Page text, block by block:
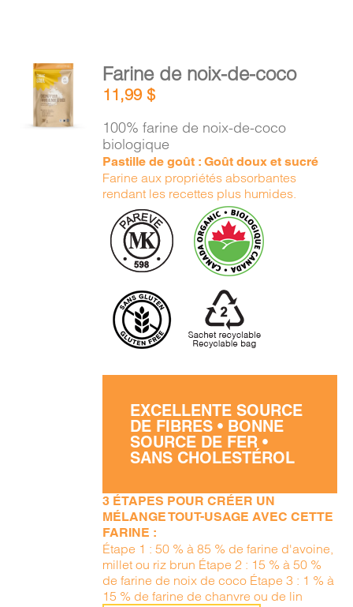
AJOUTER
AU
PANIER
Farine de noix-de-coco
11,99$
100% farine de noix-de-coco
biologique
Pastille de goût : Goût doux et sucré
Farine aux propriétés absorbantes
rendant les recettes plus humides.
EXCELLENTE SOURCE
DE FIBRES • BONNE
SOURCE DE FER •
SANS CHOLESTÉROL
3 ÉTAPES POUR CRÉER UN
MÉLANGE TOUT-USAGE AVEC CETTE
FARINE :
Étape 1 : 50 % à 85 % de farine d'avoine,
millet ou riz brun Étape 2 : 15 % à 50 %
de farine de noix de coco Étape 3 : 1 % à
15 % de farine de chanvre ou de lin